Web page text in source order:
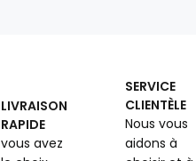
LIVRAISON
RAPIDE
vous avez
SERVICE
CLIENTÈLE
Nous vous
aidons à